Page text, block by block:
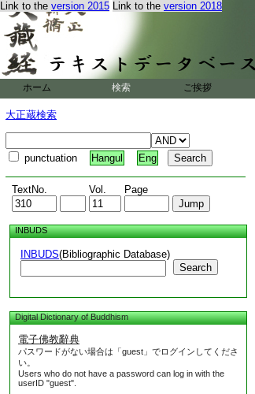
Link to the version 2015 Link to the version 2018
ホーム 検索 ご挨拶
大正蔵検索
punctuation Hangul Eng
TextNo. Vol. Page
INBUDS
INBUDS(Bibliographic Database)
Search
Digital Dictionary of Buddhism
電子佛教辭典
パスワードがない場合は「guest」でログインしてくださ
い。
Users who do not have a password can log in with the
userID "guest".